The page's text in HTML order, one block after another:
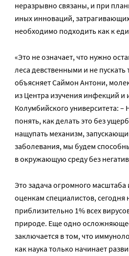
неразрывно связаны, и при
иных инноваций,
необходимо подходить как к
«Это не означает, что нужно
леса девственными и не пускать
объясняет Саймон Антони,
из Центра изучения инфекций и
Колумбийского университета:
понять, как делать это без
нащупать механизм,
заболевания, мы будем
в окружающую среду без
Это задача огромного
оценкам специалистов, сегодня
приблизительно 1% всех
природе. Еще одно
заключается в том, что
как наука только начинает